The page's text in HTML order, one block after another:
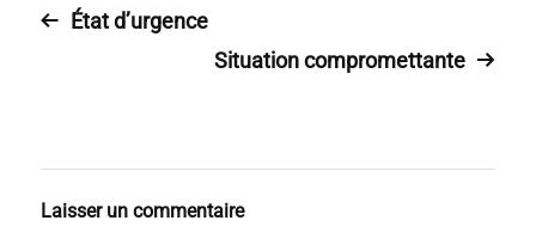
État d’urgence
Situation compromettante
Laisser un commentaire